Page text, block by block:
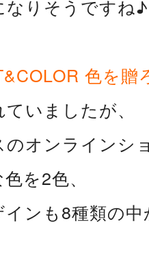
なりそうですね♪
色を贈
いましたが、
のオンラインシ
を2色、
ンも8種類の